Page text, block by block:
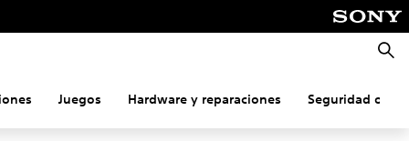
Juegos Hardware y reparaciones Seguridad